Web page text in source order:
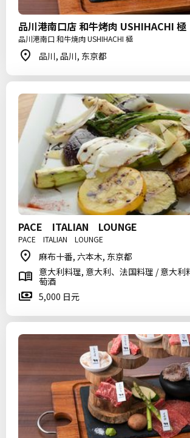
品川港南口店 和牛烤肉 USHIHACHI 極
品川港南口 和牛焼肉 USHIHACHI 極
品川, 品川, 东京都
PACE ITALIAN LOUNGE
PACE ITALIAN LOUNGE
麻布十番, 六本木, 东京都
意大利料理, 意大利、法国料理 / 意大利
萄酒
5,000 日元